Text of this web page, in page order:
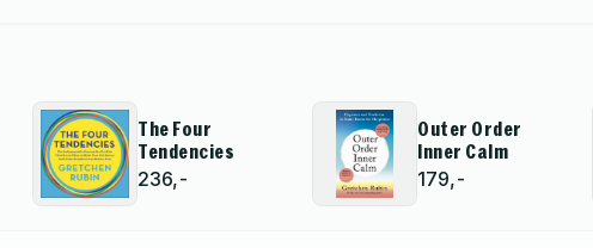
The Four
Tendencies
236,-
Outer Order
Inner Calm
179,-